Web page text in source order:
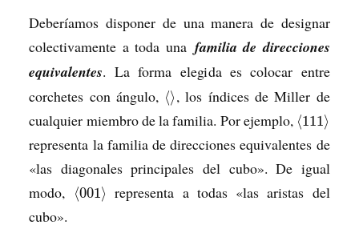
Deberíamos disponer de una manera de designar
colectivamente a toda una familia de direcciones
equivalentes. La forma elegida es colocar entre
corchetes con ángulo, ⟨⟩, los índices de Miller de
cualquier miembro de la familia. Por ejemplo, ⟨111⟩
representa la familia de direcciones equivalentes de
«las diagonales principales del cubo». De igual
modo, ⟨001⟩ representa a todas «las aristas del
cubo».